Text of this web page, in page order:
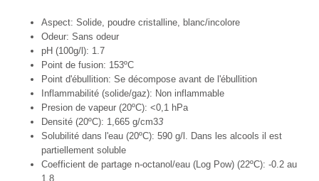
Aspect: Solide, poudre cristalline, blanc/incolore
Odeur: Sans odeur
pH (100g/l): 1.7
Point de fusion: 153ºC
Point d'ébullition: Se décompose avant de l'ébullition
Inflammabilité (solide/gaz): Non inflammable
Presion de vapeur (20ºC): <0,1 hPa
Densité (20ºC): 1,665 g/cm33
Solubilité dans l'eau (20ºC): 590 g/l. Dans les alcools il est
partiellement soluble
Coefficient de partage n-octanol/eau (Log Pow) (22ºC): -0.2 au
1.8